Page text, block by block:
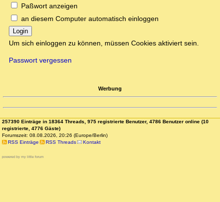
Paßwort anzeigen
an diesem Computer automatisch einloggen
Login
Um sich einloggen zu können, müssen Cookies aktiviert sein.
Passwort vergessen
Werbung
257390 Einträge in 18364 Threads, 975 registrierte Benutzer, 4786 Benutzer online (10
registrierte, 4776 Gäste)
Forumszeit: 08.08.2026, 20:26 (Europe/Berlin)
RSS Einträge
RSS Threads Kontakt
powered by my little forum